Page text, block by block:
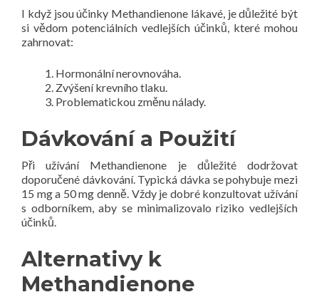
I když jsou účinky Methandienone lákavé, je důležité být
si vědom potenciálních vedlejších účinků, které mohou
zahrnovat:
Hormonální nerovnováha.
Zvýšení krevního tlaku.
Problematickou změnu nálady.
Dávkování a Použití
Při užívání Methandienone je důležité dodržovat
doporučené dávkování. Typická dávka se pohybuje mezi
15 mg a 50 mg denně. Vždy je dobré konzultovat užívání
s odborníkem, aby se minimalizovalo riziko vedlejších
účinků.
Alternativy k
Methandienone